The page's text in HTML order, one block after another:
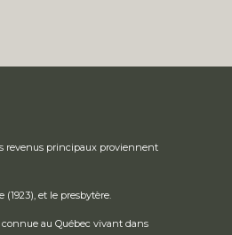
revenus principaux proviennent
et le presbytère.
au Québec vivant dans